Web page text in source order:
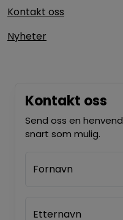
Kontakt oss
Nyheter
Kontakt oss
Send oss en
snart som mulig.
Fornavn
Etternavn